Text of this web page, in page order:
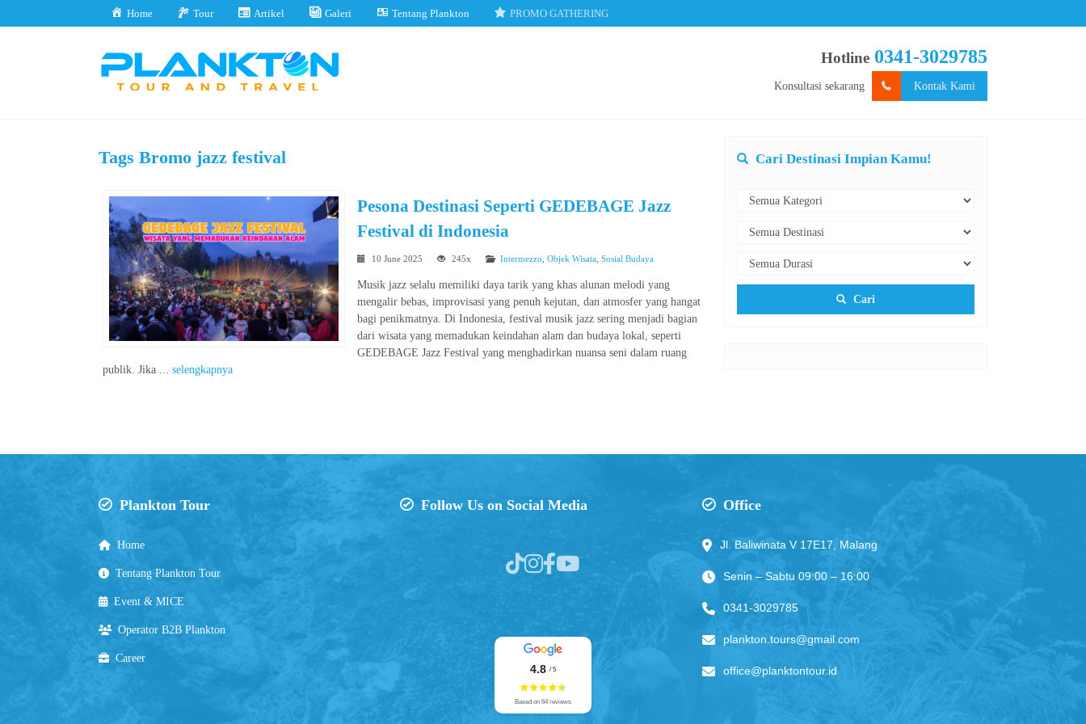
Home Tour Artikel Galeri Tentang Plankton PROMO GATHERING
Hotline 0341-3029785
Konsultasi sekarang Kontak Kami
Tags Bromo jazz festival
Pesona Destinasi Seperti GEDEBAGE Jazz
Festival di Indonesia
10 June 2025 245x Intermezzo Objek Wisata Sosial Budaya
Musik jazz selalu memiliki daya tarik yang khas alunan melodi yang
mengalir bebas, improvisasi yang penuh kejutan, dan atmosfer yang hangat
bagi penikmatnya. Di Indonesia, festival musik jazz sering menjadi bagian
dari wisata yang memadukan keindahan alam dan budaya lokal, seperti
GEDEBAGE Jazz Festival yang menghadirkan nuansa seni dalam ruang
publik. Jika ... selengkapnya
Cari Destinasi Impian Kamu!
Cari
Plankton Tour
Home
Tentang Plankton Tour
Event & MICE
Operator B2B Plankton
Career
Follow Us on Social Media
4.8 / 5
Based on 64 reviews
Office
Jl. Baliwinata V 17E17, Malang
Senin – Sabtu 09:00 – 16:00
0341-3029785
plankton.tours@gmail.com
office@planktontour.id